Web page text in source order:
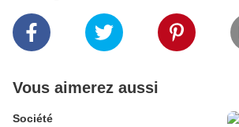
Vous aimerez aussi
Société